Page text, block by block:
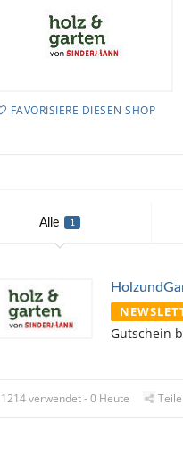
FAVORISIERE DIESEN SHOP
Alle 1
Gutschein
1214 verwendet - 0 Heute Teile